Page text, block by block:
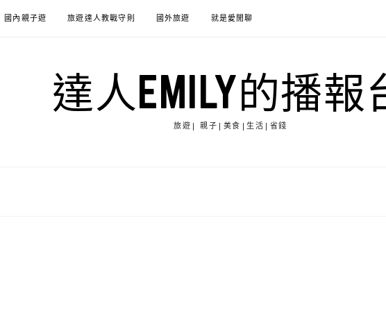
國內親子遊 旅遊達人教戰守則 國外旅遊 就是愛閒聊
達人EMILY的播報
旅遊| 親子|美食|生活|省錢